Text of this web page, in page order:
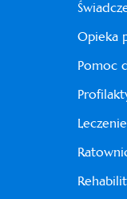
Opieka
Pomoc